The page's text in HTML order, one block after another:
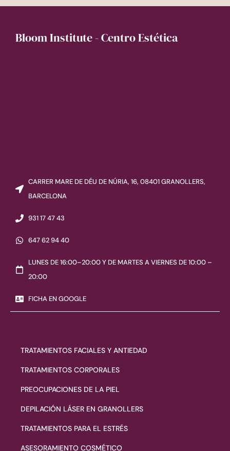
Bloom Institute - Centro Estética
CARRER MARE DE DÉU DE NÚRIA, 16, 08401 GRANOLLERS,
BARCELONA
931 17 47 43
647 62 94 40
LUNES DE 16:00–20:00 Y DE MARTES A VIERNES DE 10:00 –
20:00
FICHA EN GOOGLE
TRATAMIENTOS FACIALES Y ANTIEDAD
TRATAMIENTOS CORPORALES
PREOCUPACIONES DE LA PIEL
DEPILACIÓN LÁSER EN GRANOLLERS
TRATAMIENTOS PARA EL ESTRÉS
ASESORAMIENTO COSMÉTICO